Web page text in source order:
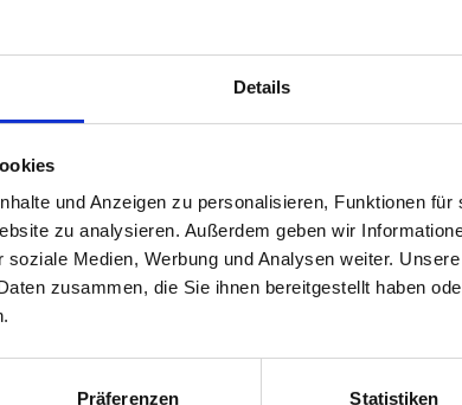
Details
und Anzeigen zu personalisieren, Funktionen
zu analysieren. Außerdem geben wir
Medien, Werbung und Analysen weiter.
zusammen, die Sie ihnen bereitgestellt haben
Präferenzen Statistiken